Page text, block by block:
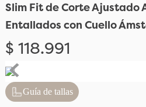
Slim Fit de Corte Ajustado
Entallados con Cuello
$ 118.991
Guía de tallas